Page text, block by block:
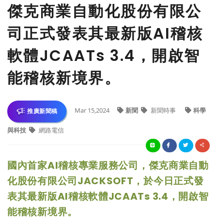
傑克商業自動化股份有限公
司正式發表其最新版AI稽核
軟體JCAATs 3.4，開啟智
能稽核新境界。
推廣新聞稿 Mar 15,2024 新聞 新聞時事 科學
與科技 網路電信
國內首家AI稽核專業服務公司，傑克商業自動
化股份有限公司JACKSOFT，於今日正式發
表其最新版AI稽核軟體JCAATs 3.4，開啟智
能稽核新境界。